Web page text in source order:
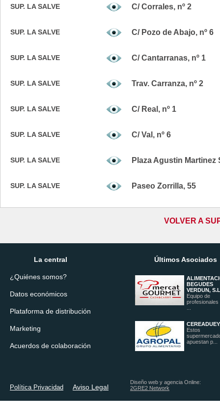
SUP. LA SALVE C/ Corrales, nº 2
SUP. LA SALVE C/ Pozo de Abajo, nº 6
SUP. LA SALVE C/ Cantarranas, nº 1
SUP. LA SALVE Trav. Carranza, nº 2
SUP. LA SALVE C/ Real, nº 1
SUP. LA SALVE C/ Val, nº 6
SUP. LA SALVE Plaza Agustin Martinez
SUP. LA SALVE Paseo Zorrilla, 55
VOLVER A
La central
¿Quiénes somos?
Datos económicos
Plataforma de distribución
Marketing
Acuerdos de colaboración
Últimos Asociados
BEGUDES
VERDUN,
Equipo de
profesionales
Estos
apuestan p...
Política Privacidad Aviso Legal
Diseño web y agencia Online:
2GRE2 Network